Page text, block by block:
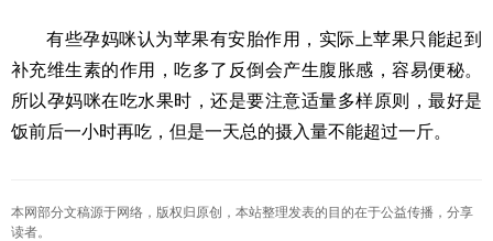
有些孕妈咪认为苹果有安胎作用，实际上苹果只能起到
补充维生素的作用，吃多了反倒会产生腹胀感，容易便秘。
所以孕妈咪在吃水果时，还是要注意适量多样原则，最好是
饭前后一小时再吃，但是一天总的摄入量不能超过一斤。
本网部分文稿源于网络，版权归原创，本站整理发表的目的在于公益传播，分享
读者。